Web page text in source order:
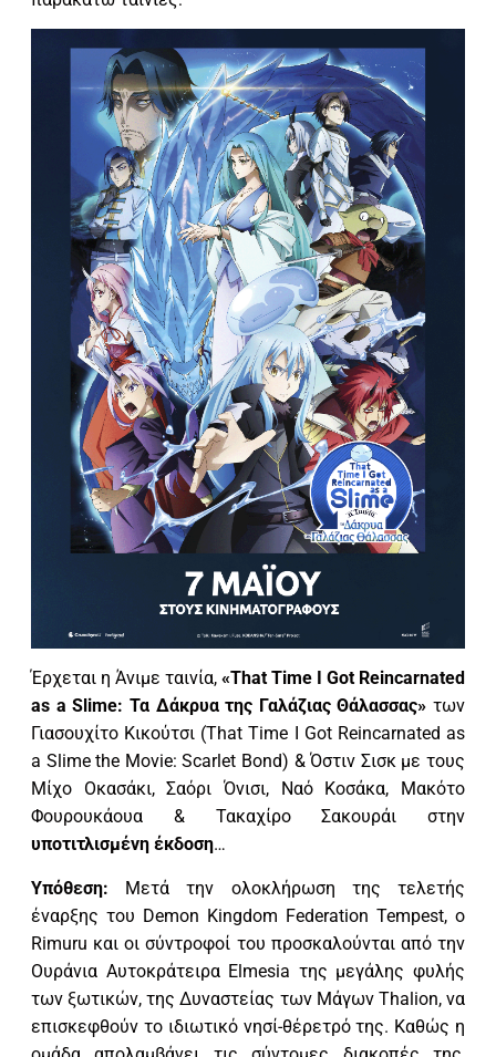
Έρχεται η Άνιμε ταινία, «That Time I Got Reincarnated
as a Slime: Τα Δάκρυα της Γαλάζιας Θάλασσας» των
Γιασουχίτο Κικούτσι (That Time I Got Reincarnated as
a Slime the Movie: Scarlet Bond) & Όστιν Σισκ με τους
Μίχο Οκασάκι, Σαόρι Όνισι, Ναό Κοσάκα, Μακότο
Φουρουκάουα & Τακαχίρο Σακουράι στην
υποτιτλισμένη έκδοση…
Υπόθεση: Μετά την ολοκλήρωση της τελετής
έναρξης του Demon Kingdom Federation Tempest, ο
Rimuru και οι σύντροφοί του προσκαλούνται από την
Ουράνια Αυτοκράτειρα Elmesia της μεγάλης φυλής
των ξωτικών, της Δυναστείας των Μάγων Thalion, να
επισκεφθούν το ιδιωτικό νησί-θέρετρό της. Καθώς η